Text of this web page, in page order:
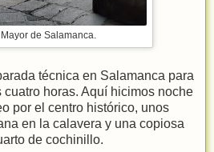
de Salamanca.
técnica en Salamanca para
cuatro horas. Aquí hicimos noche
por el centro histórico, unos
en la calavera y una copiosa
de cochinillo.